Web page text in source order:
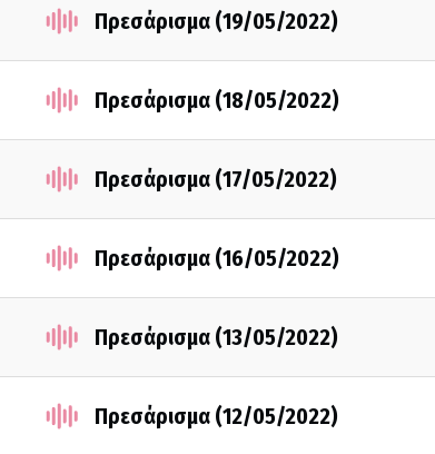
Πρεσάρισμα (19/05/2022)
Πρεσάρισμα (18/05/2022)
Πρεσάρισμα (17/05/2022)
Πρεσάρισμα (16/05/2022)
Πρεσάρισμα (13/05/2022)
Πρεσάρισμα (12/05/2022)